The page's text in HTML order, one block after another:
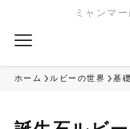
ミャンマ
ホーム ルビーの世界 基